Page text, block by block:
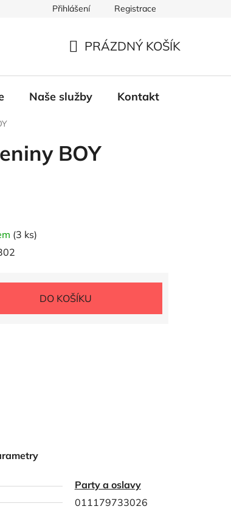
Přihlášení Registrace
KOŠÍK
PRÁZDNÝ KOŠÍK
Naše služby Kontakt
BOY
(3 ks)
DO KOŠÍKU
Party a oslavy
011179733026